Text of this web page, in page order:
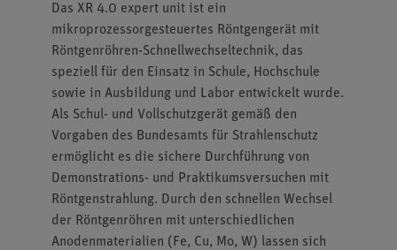
Das XR 4.0 expert unit ist ein
mikroprozessorgesteuertes Röntgengerät mit
Röntgenröhren-Schnellwechseltechnik, das
speziell für den Einsatz in Schule, Hochschule
sowie in Ausbildung und Labor entwickelt wurde.
Als Schul- und Vollschutzgerät gemäß den
Vorgaben des Bundesamts für Strahlenschutz
ermöglicht es die sichere Durchführung von
Demonstrations- und Praktikumsversuchen mit
Röntgenstrahlung. Durch den schnellen Wechsel
der Röntgenröhren mit unterschiedlichen
Anodenmaterialien (Fe, Cu, Mo, W) lassen sich